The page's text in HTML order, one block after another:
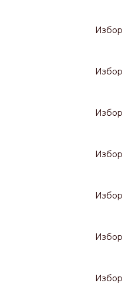
Избор
Избор
Избор
Избор
Избор
Избор
Избор